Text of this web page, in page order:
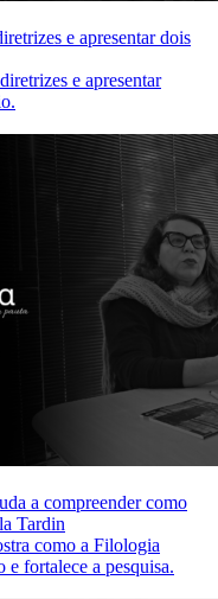
e apresentar dois
e apresentar
a compreender como
Tardin
como a Filologia
e fortalece a pesquisa.